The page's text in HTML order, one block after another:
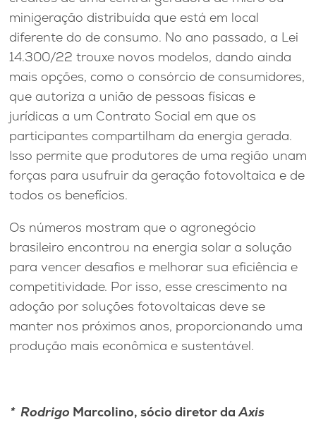
minigeração distribuída que está em local
diferente do de consumo. No ano passado, a Lei
14.300/22 trouxe novos modelos, dando ainda
mais opções, como o consórcio de consumidores,
que autoriza a união de pessoas físicas e
jurídicas a um Contrato Social em que os
participantes compartilham da energia gerada.
Isso permite que produtores de uma região unam
forças para usufruir da geração fotovoltaica e de
todos os benefícios.
Os números mostram que o agronegócio
brasileiro encontrou na energia solar a solução
para vencer desafios e melhorar sua eficiência e
competitividade. Por isso, esse crescimento na
adoção por soluções fotovoltaicas deve se
manter nos próximos anos, proporcionando uma
produção mais econômica e sustentável.
* Rodrigo Marcolino, sócio diretor da Axis